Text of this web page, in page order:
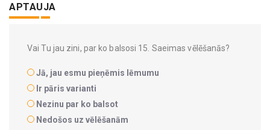
APTAUJA
Vai Tu jau zini, par ko balsosi 15. Saeimas vēlēšanās?
Jā, jau esmu pieņēmis lēmumu
Ir pāris varianti
Nezinu par ko balsot
Nedošos uz vēlēšanām